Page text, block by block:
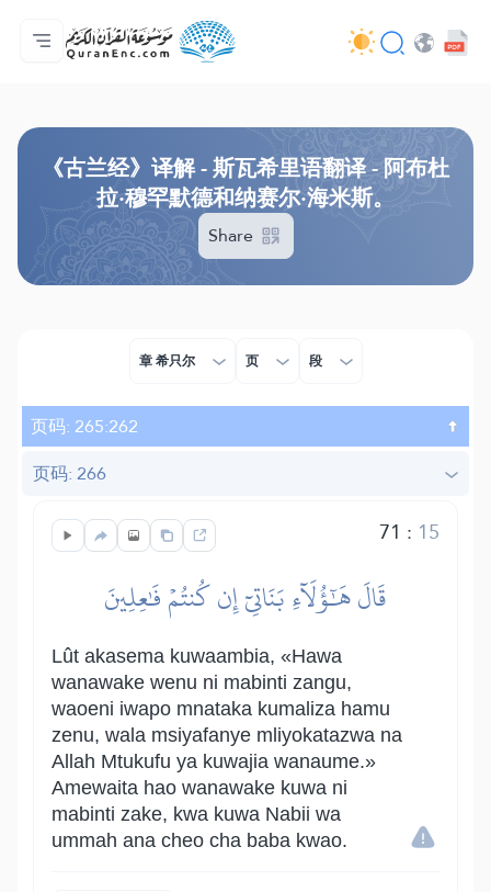
主页
译解目录
Audio
开发者服务 - API
关于此项目
联系我们
语言
《古兰经》译解 - 斯瓦希里语翻译 - 阿布杜
拉·穆罕默德和纳赛尔·海米斯。
Share
章 希只尔 页 段
页码: 265:262
页码: 266
71 : 15
قَالَ هَٰٓؤُلَآءِ بَنَاتِيٓ إِن كُنتُمۡ فَٰعِلِينَ
Lût akasema kuwaambia, «Hawa
wanawake wenu ni mabinti zangu,
waoeni iwapo mnataka kumaliza hamu
zenu, wala msiyafanye mliyokatazwa na
Allah Mtukufu ya kuwajia wanaume.»
Amewaita hao wanawake kuwa ni
mabinti zake, kwa kuwa Nabii wa
ummah ana cheo cha baba kwao.